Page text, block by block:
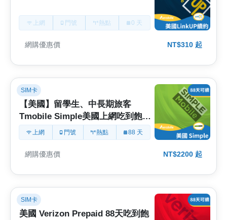
上網 門號 熱點 0 天
網購優惠價 NT$310 起
SIM卡
【美國】留學生、中長期旅客
Tmobile Simple美國上網吃到飽
+無限通話－88天可續約
上網 門號 熱點 88 天
網購優惠價 NT$2200 起
SIM卡
美國 Verizon Prepaid 88天吃到飽